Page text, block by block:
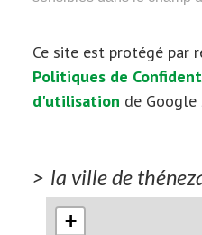
Ce site est protégé par
Politiques de
d'utilisation de
> la ville de
+